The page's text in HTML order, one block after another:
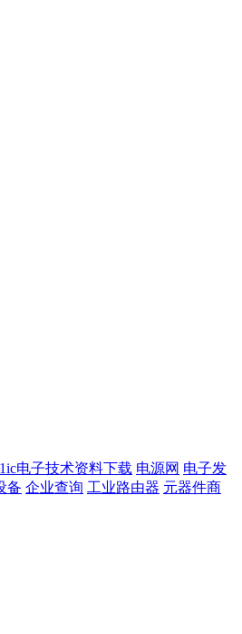
电子技术资料下载 电源网 电子发
备 企业查询 工业路由器 元器件商